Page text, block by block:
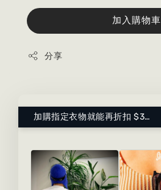
加入購物車
分享
加購指定衣物就能再折扣 $300 ！點這裡看更多～